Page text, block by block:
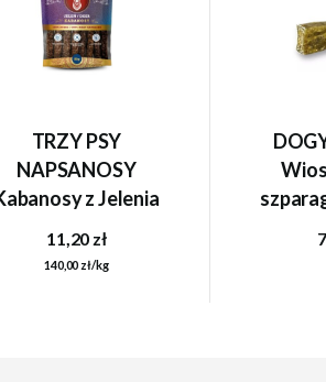
TRZY PSY
NAPSANOSY
z Jelenia
11,20 zł
140,00 zł/kg